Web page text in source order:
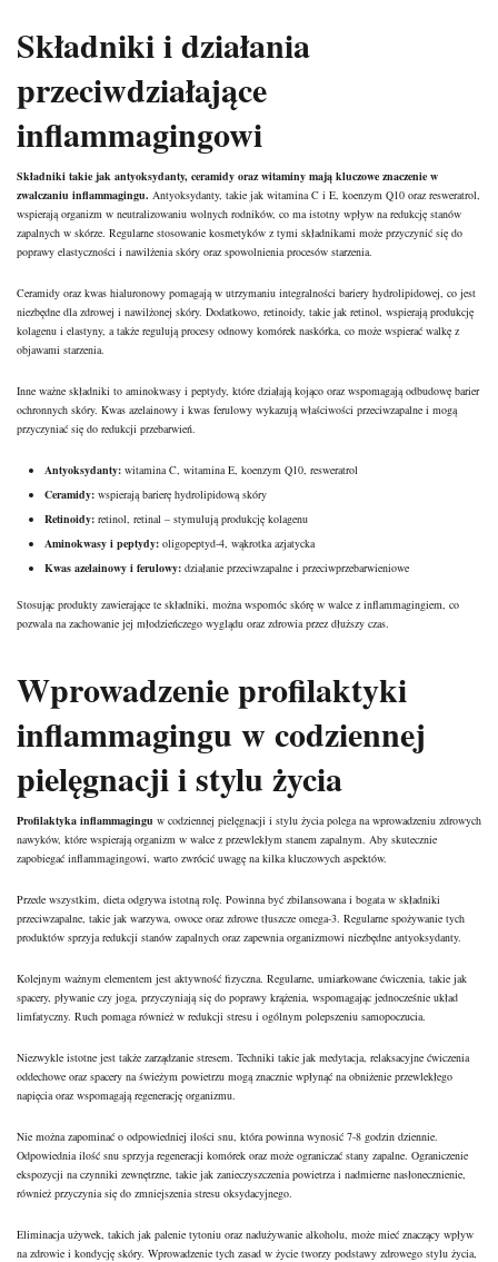
Składniki i działania
przeciwdziałające
inflammagingowi
Składniki takie jak antyoksydanty, ceramidy oraz witaminy mają kluczowe znaczenie w
zwalczaniu inflammagingu. Antyoksydanty, takie jak witamina C i E, koenzym Q10 oraz resweratrol,
wspierają organizm w neutralizowaniu wolnych rodników, co ma istotny wpływ na redukcję stanów
zapalnych w skórze. Regularne stosowanie kosmetyków z tymi składnikami może przyczynić się do
poprawy elastyczności i nawilżenia skóry oraz spowolnienia procesów starzenia.
Ceramidy oraz kwas hialuronowy pomagają w utrzymaniu integralności bariery hydrolipidowej , co jest
niezbędne dla zdrowej i nawilżonej skóry. Dodatkowo, retinoidy, takie jak retinol, wspierają produkcję
kolagenu i elastyny, a także regulują procesy odnowy komórek naskórka, co może wspierać walkę z
objawami starzenia.
Inne ważne składniki to aminokwasy i peptydy, które działają kojąco oraz wspomagają odbudowę barier
ochronnych skóry. Kwas azelainowy i kwas ferulowy wykazują właściwości przeciwzapalne i mogą
przyczyniać się do redukcji przebarwień.
Antyoksydanty: witamina C, witamina E, koenzym Q10, resweratrol
Ceramidy: wspierają barierę hydrolipidową skóry
Retinoidy: retinol, retinal – stymulują produkcję kolagenu
Aminokwasy i peptydy: oligopeptyd-4, wąkrotka azjatycka
Kwas azelainowy i ferulowy: działanie przeciwzapalne i przeciwprzebarwieniowe
Stosując produkty zawierające te składniki, można wspomóc skórę w walce z inflammagingiem, co
pozwala na zachowanie jej młodzieńczego wyglądu oraz zdrowia przez dłuższy czas.
Wprowadzenie profilaktyki
inflammagingu w codziennej
pielęgnacji i stylu życia
Profilaktyka inflammagingu w codziennej pielęgnacji i stylu życia polega na wprowadzeniu zdrowych
nawyków, które wspierają organizm w walce z przewlekłym stanem zapalnym. Aby skutecznie
zapobiegać inflammagingowi, warto zwrócić uwagę na kilka kluczowych aspektów.
Przede wszystkim, dieta odgrywa istotną rolę. Powinna być zbilansowana i bogata w składniki
przeciwzapalne, takie jak warzywa, owoce oraz zdrowe tłuszcze omega-3. Regularne spożywanie tych
produktów sprzyja redukcji stanów zapalnych oraz zapewnia organizmowi niezbędne antyoksydanty.
Kolejnym ważnym elementem jest aktywność fizyczna. Regularne, umiarkowane ćwiczenia, takie jak
spacery, pływanie czy joga, przyczyniają się do poprawy krążenia, wspomagając jednocześnie układ
limfatyczny. Ruch pomaga również w redukcji stresu i ogólnym polepszeniu samopoczucia.
Niezwykle istotne jest także zarządzanie stresem . Techniki takie jak medytacja, relaksacyjne ćwiczenia
oddechowe oraz spacery na świeżym powietrzu mogą znacznie wpłynąć na obniżenie przewlekłego
napięcia oraz wspomagają regenerację organizmu.
Nie można zapominać o odpowiedniej ilości snu, która powinna wynosić 7-8 godzin dziennie.
Odpowiednia ilość snu sprzyja regeneracji komórek oraz może ograniczać stany zapalne. Ograniczenie
ekspozycji na czynniki zewnętrzne, takie jak zanieczyszczenia powietrza i nadmierne nasłonecznienie,
również przyczynia się do zmniejszenia stresu oksydacyjnego.
Eliminacja używek, takich jak palenie tytoniu oraz nadużywanie alkoholu, może mieć znaczący wpływ
na zdrowie i kondycję skóry. Wprowadzenie tych zasad w życie tworzy podstawy zdrowego stylu życia,